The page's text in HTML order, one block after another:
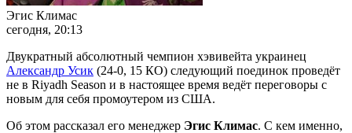
Эгис Климас
сегодня, 20:13
Двукратный абсолютный чемпион хэвивейта украинец
Александр Усик (24-0, 15 КО) следующий поединок проведёт
не в Riyadh Season и в настоящее время ведёт переговоры с
новым для себя промоутером из США.
Об этом рассказал его менеджер Эгис Климас. С кем именно,